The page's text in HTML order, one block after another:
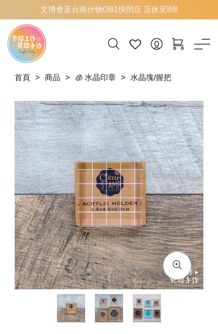
文博會及台南什物OB1快閃店 店休至8/8
首頁 商品 🧊 水晶印章 水晶塊/握把